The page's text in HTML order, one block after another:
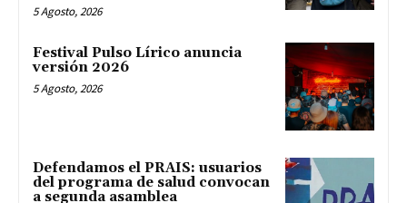
5 Agosto, 2026
Festival Pulso Lírico anuncia
versión 2026
5 Agosto, 2026
Defendamos el PRAIS: usuarios
del programa de salud convocan
a segunda asamblea